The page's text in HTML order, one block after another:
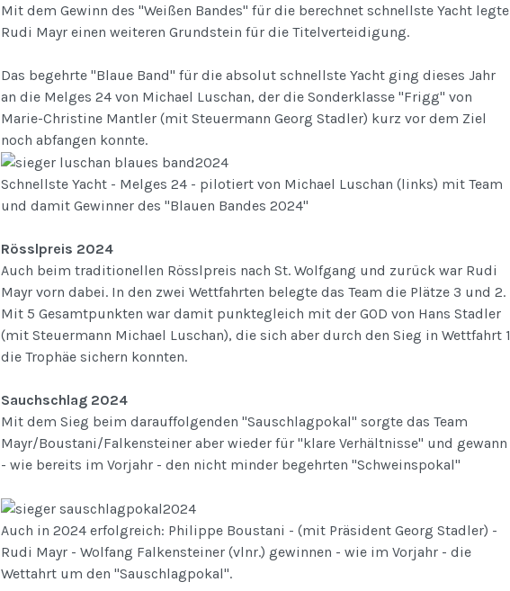
Mit dem Gewinn des "Weißen Bandes" für die berechnet schnellste Yacht legte
Rudi Mayr einen weiteren Grundstein für die Titelverteidigung.
Das begehrte "Blaue Band" für die absolut schnellste Yacht ging dieses Jahr
an die Melges 24 von Michael Luschan, der die Sonderklasse "Frigg" von
Marie-Christine Mantler (mit Steuermann Georg Stadler) kurz vor dem Ziel
noch abfangen konnte.
Schnellste Yacht - Melges 24 - pilotiert von Michael Luschan (links) mit Team
und damit Gewinner des "Blauen Bandes 2024"
Rösslpreis 2024
Auch beim traditionellen Rösslpreis nach St. Wolfgang und zurück war Rudi
Mayr vorn dabei. In den zwei Wettfahrten belegte das Team die Plätze 3 und 2.
Mit 5 Gesamtpunkten war damit punktegleich mit der GOD von Hans Stadler
(mit Steuermann Michael Luschan), die sich aber durch den Sieg in Wettfahrt 1
die Trophäe sichern konnten.
Sauchschlag 2024
Mit dem Sieg beim darauffolgenden "Sauschlagpokal" sorgte das Team
Mayr/Boustani/Falkensteiner aber wieder für "klare Verhältnisse" und gewann
- wie bereits im Vorjahr - den nicht minder begehrten "Schweinspokal"
Auch in 2024 erfolgreich: Philippe Boustani - (mit Präsident Georg Stadler) -
Rudi Mayr - Wolfang Falkensteiner (vlnr.) gewinnen - wie im Vorjahr - die
Wettahrt um den "Sauschlagpokal".